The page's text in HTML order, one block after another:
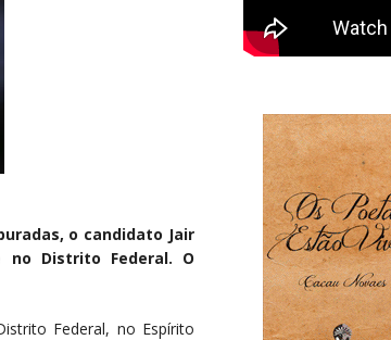
o candidato Jair
no Distrito Federal. O
Federal, no Espírito